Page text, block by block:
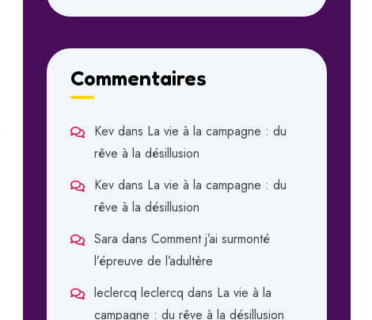
Commentaires
Kev dans La vie à la campagne : du
rêve à la désillusion
Kev dans La vie à la campagne : du
rêve à la désillusion
Sara dans Comment j’ai surmonté
l’épreuve de l’adultère
leclercq leclercq dans La vie à la
campagne : du rêve à la désillusion